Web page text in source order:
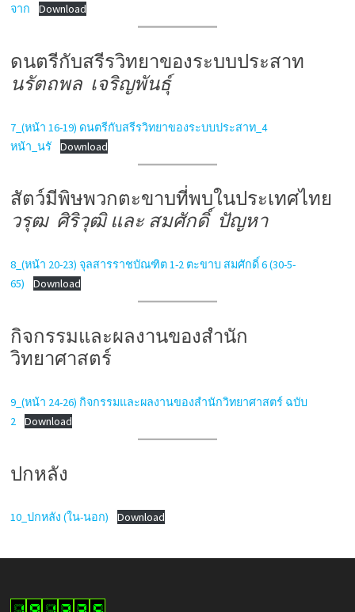
จาก
Download
ดนตรีกับสรีรวิทยาของระบบประสาท
นรัตถพล เจริญพันธุ์
7_(หน้า 16-19) ดนตรีกับสรีรวิทยาของระบบประสาท_4
หน้า_นรั
Download
สัตว์มีพิษพวกตะขาบที่พบในประเทศไทย
วรุฒ ศิริวุฒิ และ สมศักดิ์ ปัญหา
8_(หน้า 20-23) จุลสารราชบัณฑิต 1-2 ตะขาบ สมศักดิ์ 6 (30-5-
65)
Download
กิจกรรมและผลงานของสำนัก
วิทยาศาสตร์
9_(หน้า 24-26) กิจกรรมและผลงานของสำนักวิทยาศาสตร์ ฉบับ
2
Download
ปกหลัง
10_ปกหลัง (ใน-นอก) Download